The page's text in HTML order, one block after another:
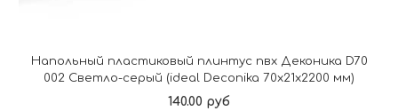
Напольный пластиковый плинтус пвх Деконика D70
002 Светло-серый (ideal Deconika 70х21х2200 мм)
140.00 руб